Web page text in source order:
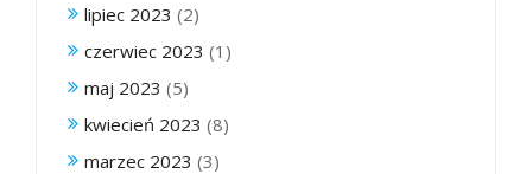
lipiec 2023 (2)
czerwiec 2023 (1)
maj 2023 (5)
kwiecień 2023 (8)
marzec 2023 (3)